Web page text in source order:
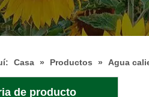
Casa » Productos » Agua
de producto